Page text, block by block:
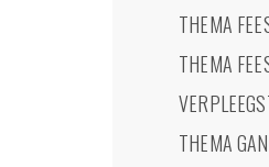
THEMA
THEMA
THEMA